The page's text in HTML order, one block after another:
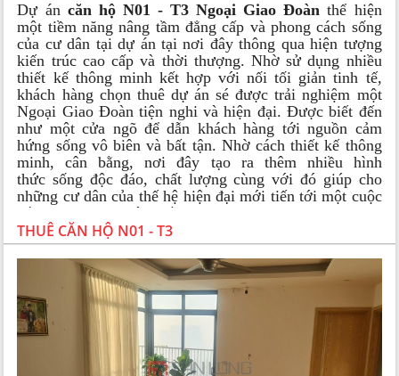
Dự án căn hộ N01 - T3 Ngoại Giao Đoàn thể hiện
một tiềm năng nâng tầm đẳng cấp và phong cách sống
của cư dân tại dự án tại nơi đây thông qua hiện tượng
kiến trúc cao cấp và thời thượng. Nhờ sử dụng nhiều
thiết kế thông minh kết hợp với nối tối giản tinh tế,
khách hàng chọn thuê dự án sé được trải nghiệm một
Ngoại Giao Đoàn tiện nghi và hiện đại. Được biết đến
như một cửa ngõ để dẫn khách hàng tới nguồn cảm
hứng sống vô biên và bất tận. Nhờ cách thiết kế thông
minh, cân bằng, nơi đây tạo ra thêm nhiều hình
thức sống độc đáo, chất lượng cùng với đó giúp cho
những cư dân của thế hệ hiện đại mới tiến tới một cuộc
sống văn minh và chất lượng. Khu vực Ngoại Giao
Đoàn không gì hơn ngoài một sự khẳng định cho tính
phồn vinh cùng với đẳng cấp mới và cũng là sự lựa
chọn mới cho các cư dân muốn nâng tầm chất lượng
cuộc sống. Đồng hành với đó là một địa thế được ví
như trái tim của thủ đô, hội tụ đầy đủ năng lượng của
sự vương giả và may mắn. Khách hàng
thuê căn hộ
N01 - T3 Ngoại giao đoàn
chắc chắn sẽ cảm thấy hài
lòng bởi chất lượng an ninh, dịch vụ đi kèm với một
tòa chung cư cao cấp có sẵn.
THUÊ CĂN HỘ N01 - T3